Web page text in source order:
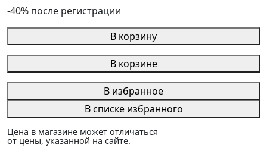
-40% после регистрации
В корзину
В корзине
В избранное
В списке избранного
Цена в магазине может отличаться
от цены, указанной на сайте.